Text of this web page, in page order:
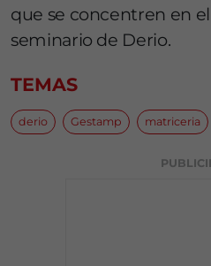
que se concentren en
seminario de Derio.
TEMAS
derio Gestamp matriceria